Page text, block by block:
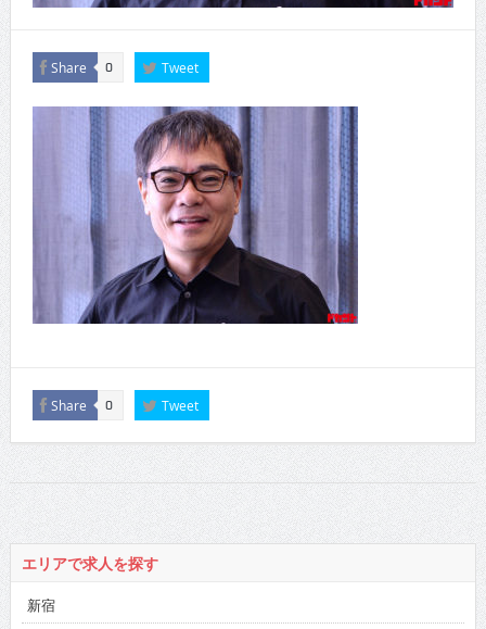
Share 0 Tweet
Share 0 Tweet
エリアで求人を探す
新宿